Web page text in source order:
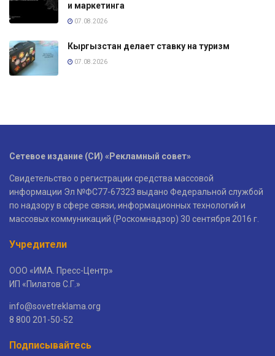
и маркетинга
07.08.2026
Кыргызстан делает ставку на туризм
07.08.2026
Сетевое издание (СИ) «Рекламный совет»
Свидетельство о регистрации средства массовой
информации Эл №ФС77-67323 выдано Федеральной службой
по надзору в сфере связи, информационных технологий и
массовых коммуникаций (Роскомнадзор) 30 сентября 2016 г.
Учредители
ООО «ИМА. Пресс-Центр»
ИП «Пилатов С.Г.»
info@sovetreklama.org
8 800 201-50-52
Подписывайтесь